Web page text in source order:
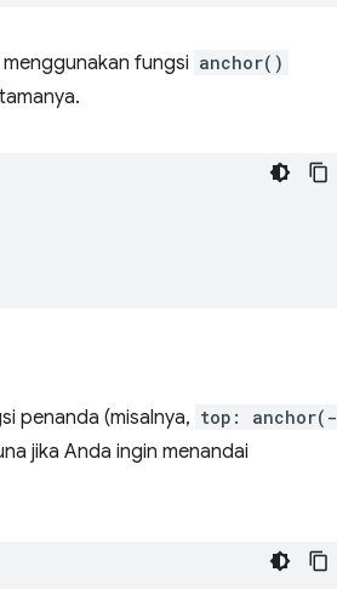
fungsi anchor()
penanda (misalnya, top: anchor(-
jika Anda ingin menandai